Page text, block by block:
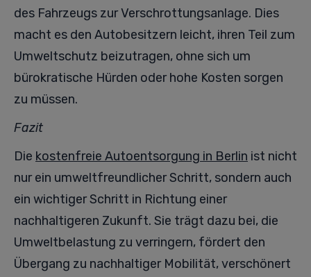
des Fahrzeugs zur Verschrottungsanlage. Dies
macht es den Autobesitzern leicht, ihren Teil zum
Umweltschutz beizutragen, ohne sich um
bürokratische Hürden oder hohe Kosten sorgen
zu müssen.
Fazit
Die kostenfreie Autoentsorgung in Berlin ist nicht
nur ein umweltfreundlicher Schritt, sondern auch
ein wichtiger Schritt in Richtung einer
nachhaltigeren Zukunft. Sie trägt dazu bei, die
Umweltbelastung zu verringern, fördert den
Übergang zu nachhaltiger Mobilität, verschönert